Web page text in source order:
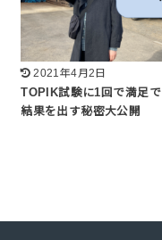
2021年4月2日
TOPIK試験に1回で満足で
結果を出す秘密大公開